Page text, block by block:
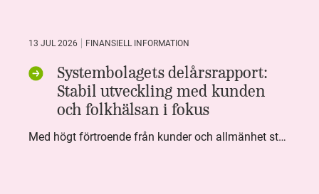
13 JUL 2026 FINANSIELL INFORMATION
Systembolagets delårsrapport:
Stabil utveckling med kunden
och folkhälsan i fokus
Med högt förtroende från kunder och allmänhet står Systembolaget stabilt i samhällsuppdraget. Under kvartalet togs flera steg inom folkhälsa, kundnytta och minskad klimatpåverkan. Nettoomsättningen var i nivå med föregående år och effektiviseringar av verksamheten möjliggjorde fortsatt anpassning för att möta nya behov.